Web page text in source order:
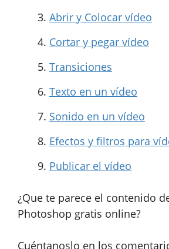
Abrir y Colocar vídeo
Cortar y pegar vídeo
Transiciones
Texto en un vídeo
Sonido en un vídeo
Efectos y filtros para
Publicar el vídeo
¿Que te parece el contenido
Photoshop gratis online?
Cuéntanoslo en los